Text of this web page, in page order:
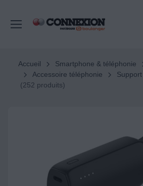
Accueil Smartphone & téléphonie
Accessoire téléphonie
(252 produits)